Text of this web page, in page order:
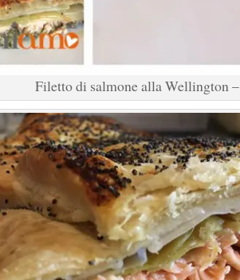
Filetto di salmone alla Wellington